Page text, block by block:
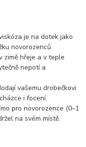
je na dotek jako
novorozenců.
zimě hřeje a v teple
nepotí a
vašemu drobečkovi
i focení.
pro novorozence (0–1
na svém místě.